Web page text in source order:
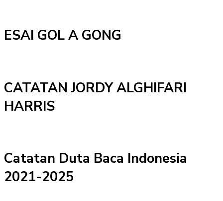
ESAI GOL A GONG
CATATAN JORDY ALGHIFARI
HARRIS
Catatan Duta Baca Indonesia
2021-2025